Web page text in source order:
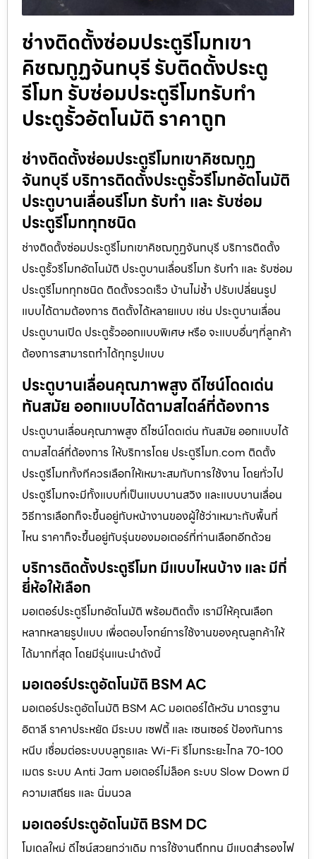
ช่างติดตั้งซ่อมประตูรีโมทเขา
คิชฌกูฏจันทบุรี รับติดตั้งประตู
รีโมท รับซ่อมประตูรีโมทรับทำ
ประตูรั้วอัตโนมัติ ราคาถูก
ช่างติดตั้งซ่อมประตูรีโมทเขาคิชฌกูฏ
จันทบุรี บริการติดตั้งประตูรั้วรีโมทอัตโนมัติ
ประตูบานเลื่อนรีโมท รับทำ และ รับซ่อม
ประตูรีโมททุกชนิด
ช่างติดตั้งซ่อมประตูรีโมทเขาคิชฌกูฏจันทบุรี บริการติดตั้ง
ประตูรั้วรีโมทอัตโนมัติ ประตูบานเลื่อนรีโมท รับทำ และ รับซ่อม
ประตูรีโมททุกชนิด ติดตั้งรวดเร็ว บ้านไม่ช้ำ ปรับเปลี่ยนรูป
แบบได้ตามต้องการ ติดตั้งได้หลายแบบ เช่น ประตูบานเลื่อน
ประตูบานเปิด ประตูรั้วออกแบบพิเศษ หรือ จะแบบอื่นๆที่ลูกค้า
ต้องการสามารถทำได้ทุกรูปแบบ
ประตูบานเลื่อนคุณภาพสูง ดีไซน์โดดเด่น
ทันสมัย ออกแบบได้ตามสไตล์ที่ต้องการ
ประตูบานเลื่อนคุณภาพสูง ดีไซน์โดดเด่น ทันสมัย ออกแบบได้
ตามสไตล์ที่ต้องการ ให้บริการโดย ประตูรีโมท.com ติดตั้ง
ประตูรีโมททั้งทีควรเลือกให้เหมาะสมกับการใช้งาน โดยทั่วไป
ประตูรีโมทจะมีทั้งแบบที่เป็นแบบบานสวิง และแบบบานเลื่อน
วิธีการเลือกก็จะขึ้นอยู่กับหน้างานของผู้ใช้ว่าเหมาะกับพื้นที่
ไหน ราคาก็จะขึ้นอยู่กับรุ่นของมอเตอร์ที่ท่านเลือกอีกด้วย
บริการติดตั้งประตูรีโมท มีแบบไหนบ้าง และ มีกี่
ยี่ห้อให้เลือก
มอเตอร์ประตูรีโมทอัตโนมัติ พร้อมติดตั้ง เรามีให้คุณเลือก
หลากหลายรูปแบบ เพื่อตอบโจทย์การใช้งานของคุณลูกค้าให้
ได้มากที่สุด โดยมีรุ่นแนะนำดังนี้
มอเตอร์ประตูอัตโนมัติ BSM AC
มอเตอร์ประตูอัตโนมัติ BSM AC มอเตอร์ไต้หวัน มาตรฐาน
อิตาลี ราคาประหยัด มีระบบ เซฟตี้ และ เซนเซอร์ ป้องกันการ
หนีบ เชื่อมต่อระบบบลูทูธและ Wi-Fi รีโมทระยะไกล 70-100
เมตร ระบบ Anti Jam มอเตอร์ไม่ล็อค ระบบ Slow Down มี
ความเสถียร และ นิ่มนวล
มอเตอร์ประตูอัตโนมัติ BSM DC
โมเดลใหม่ ดีไซน์สวยกว่าเดิม การใช้งานถึกทน มีแบตสำรองไฟ